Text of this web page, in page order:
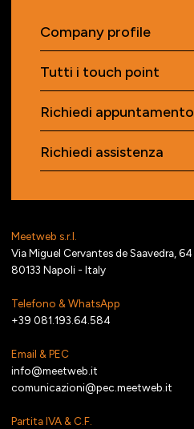
Meetweb s.r.l.
Via Miguel Cervantes de Saavedra, 64
80133 Napoli - Italy
Telefono & WhatsApp
+39 081.193.64.584
Email & PEC
info@meetweb.it
comunicazioni@pec.meetweb.it
Partita IVA & C.F.
Company profile
Tutti i touch point
Richiedi appuntamento
Richiedi assistenza